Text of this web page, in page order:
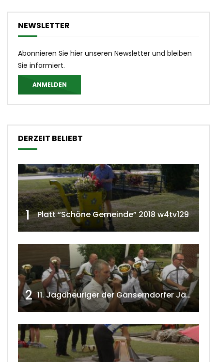
NEWSLETTER
Abonnieren Sie hier unseren Newsletter und bleiben
Sie informiert.
ANMELDEN
DERZEIT BELIEBT
1 Platt “Schöne Gemeinde” 2018 w4tv129
2 11. Jagdheuriger der Gänserndorfer Jäger 2020 w4tv166